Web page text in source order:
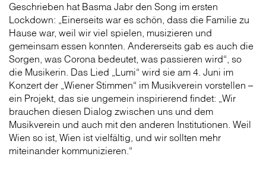
Geschrieben hat Basma Jabr den Song im ersten
Lockdown: „Einerseits war es schön, dass die Familie zu
Hause war, weil wir viel spielen, musizieren und
gemeinsam essen konnten. Andererseits gab es auch die
Sorgen, was Corona bedeutet, was passieren wird“, so
die Musikerin. Das Lied „Lumi“ wird sie am 4. Juni im
Konzert der „Wiener Stimmen“ im Musikverein vorstellen –
ein Projekt, das sie ungemein inspirierend findet: „Wir
brauchen diesen Dialog zwischen uns und dem
Musikverein und auch mit den anderen Institutionen. Weil
Wien so ist, Wien ist vielfältig, und wir sollten mehr
miteinander kommunizieren.“